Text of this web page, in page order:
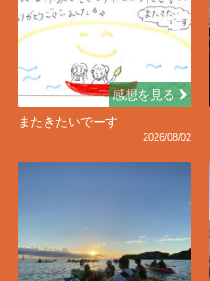
感想を見る
またきたいでーす
2026/08/02